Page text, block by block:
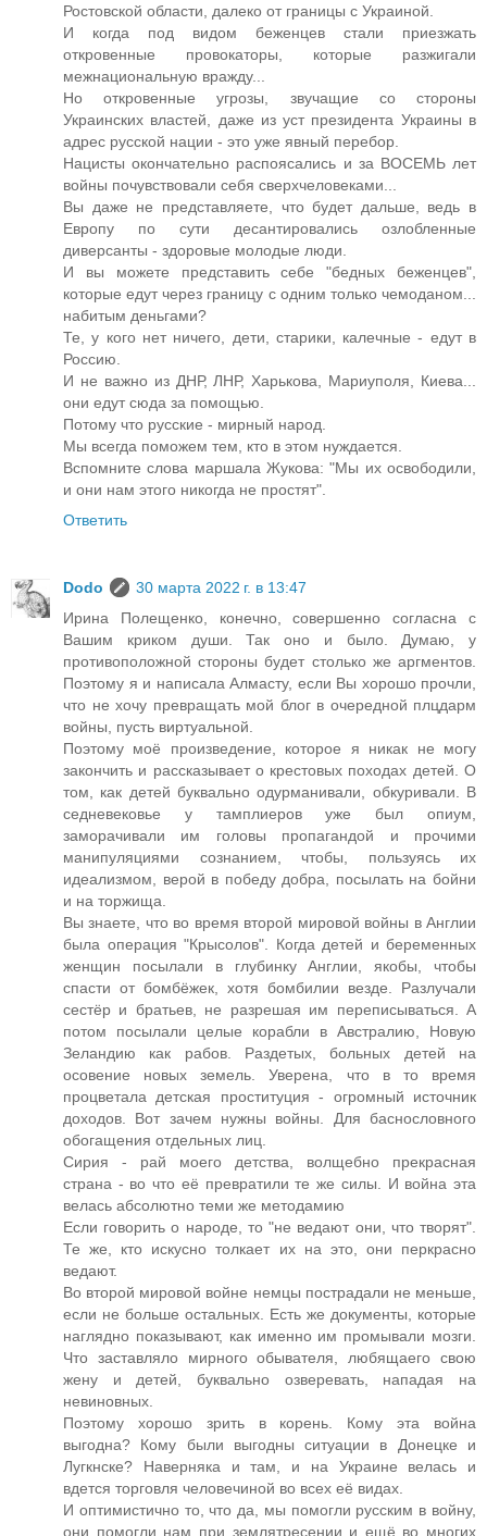
Ростовской области, далеко от границы с Украиной.
И когда под видом беженцев стали приезжать
откровенные провокаторы, которые разжигали
межнациональную вражду...
Но откровенные угрозы, звучащие со стороны
Украинских властей, даже из уст президента Украины в
адрес русской нации - это уже явный перебор.
Нацисты окончательно распоясались и за ВОСЕМЬ лет
войны почувствовали себя сверхчеловеками...
Вы даже не представляете, что будет дальше, ведь в
Европу по сути десантировались озлобленные
диверсанты - здоровые молодые люди.
И вы можете представить себе "бедных беженцев",
которые едут через границу с одним только чемоданом...
набитым деньгами?
Те, у кого нет ничего, дети, старики, калечные - едут в
Россию.
И не важно из ДНР, ЛНР, Харькова, Мариуполя, Киева...
они едут сюда за помощью.
Потому что русские - мирный народ.
Мы всегда поможем тем, кто в этом нуждается.
Вспомните слова маршала Жукова: "Мы их освободили,
и они нам этого никогда не простят".
Ответить
Dodo
30 марта 2022 г. в 13:47
Ирина Полещенко, конечно, совершенно согласна с
Вашим криком души. Так оно и было. Думаю, у
противоположной стороны будет столько же аргментов.
Поэтому я и написала Алмасту, если Вы хорошо прочли,
что не хочу превращать мой блог в очередной плцдарм
войны, пусть виртуальной.
Поэтому моё произведение, которое я никак не могу
закончить и рассказывает о крестовых походах детей. О
том, как детей буквально одурманивали, обкуривали. В
седневековье у тамплиеров уже был опиум,
заморачивали им головы пропагандой и прочими
манипуляциями сознанием, чтобы, пользуясь их
идеализмом, верой в победу добра, посылать на бойни
и на торжища.
Вы знаете, что во время второй мировой войны в Англии
была операция "Крысолов". Когда детей и беременных
женщин посылали в глубинку Англии, якобы, чтобы
спасти от бомбёжек, хотя бомбилии везде. Разлучали
сестёр и братьев, не разрешая им переписываться. А
потом посылали целые корабли в Австралию, Новую
Зеландию как рабов. Раздетых, больных детей на
осовение новых земель. Уверена, что в то время
процветала детская проституция - огромный источник
доходов. Вот зачем нужны войны. Для баснословного
обогащения отдельных лиц.
Сирия - рай моего детства, волщебно прекрасная
страна - во что её превратили те же силы. И война эта
велась абсолютно теми же методамию
Если говорить о народе, то "не ведают они, что творят".
Те же, кто искусно толкает их на это, они перкрасно
ведают.
Во второй мировой войне немцы пострадали не меньше,
если не больше остальных. Есть же документы, которые
наглядно показывают, как именно им промывали мозги.
Что заставляло мирного обывателя, любящаего свою
жену и детей, буквально озверевать, нападая на
невиновных.
Поэтому хорошо зрить в корень. Кому эта война
выгодна? Кому были выгодны ситуации в Донецке и
Лугкнске? Наверняка и там, и на Украине велась и
вдется торговля человечиной во всех её видах.
И оптимистично то, что да, мы помогли русским в войну,
они помогли нам при землятресении и ещё во многих